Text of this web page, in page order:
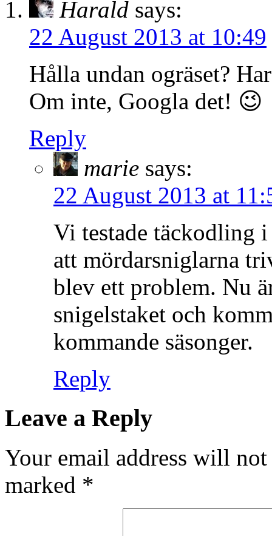
Harald says:
22 August 2013 at 10:49
Hålla undan ogräset?
Om inte, Googla det! 😉
Reply
marie says:
22 August 2013 at
Vi testade täckodling
att mördarsniglarna
blev ett problem. Nu
snigelstaket och
kommande säsonger.
Reply
Leave a Reply
Your email address will
marked *